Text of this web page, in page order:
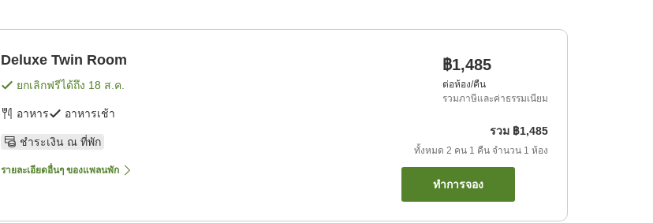
Deluxe Twin Room
ยกเลิกฟรีได้ถึง 18 ส.ค.
อาหาร อาหารเช้า
ชำระเงิน ณ ที่พัก
รายละเอียดอื่นๆ ของแพลนพัก
฿1,485
ต่อห้อง/คืน
รวมภาษีและค่าธรรมเนียม
รวม ฿1,485
ทั้งหมด 2 คน 1 คืน จำนวน 1 ห้อง
ทำการจอง